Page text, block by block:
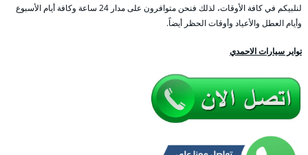
لنلبيكم في كافة الأوقات، لذلك فنحن متوافرون على مدار 24 ساعة وكافة أيام الأسبوع
وأيام العطل والأعياد وأوقات الحظر أيضاً.
تواير سيارات الاحمدي